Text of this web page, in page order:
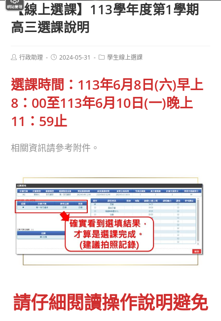
【線上選課】113學年度第1學期
高三選課說明
Post行政助理
Post2024-05-31
Post學生線上選課
選課時間： 113年6月8日(六)早上
8：00至113年6月10日(一)晚上
11 ：59止
相關資訊請參考附件。
請仔細閱讀操作說明避免